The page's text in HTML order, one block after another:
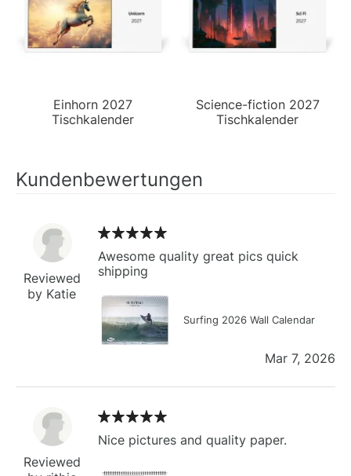
Einhorn 2027
Tischkalender
Science-fiction 2027
Tischkalender
Kundenbewertungen
Reviewed
by Katie
Awesome quality great pics quick
shipping
Surfing 2026 Wall Calendar
Mar 7, 2026
Reviewed
Nice pictures and quality paper.